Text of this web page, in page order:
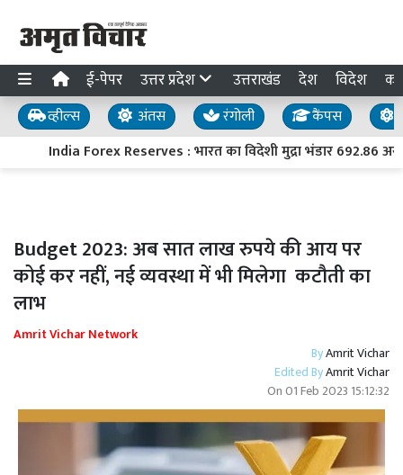
ई-पेपर उत्तर प्रदेश उत्तराखंड देश विदेश
व्हील्स अंतस रंगोली कैंपस
India Forex Reserves : भारत का विदेशी मुद्रा भंडार 692.86 अरब
Budget 2023: अब सात लाख रुपये की आय पर
कोई कर नहीं, नई व्यवस्था में भी मिलेगा कटौती का
लाभ
Amrit Vichar Network
ByAmrit Vichar
Edited ByAmrit Vichar
On01 Feb 2023 15:12:32